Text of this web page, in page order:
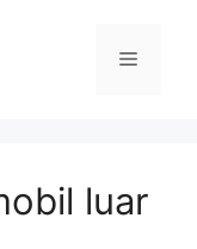
Menu
luar